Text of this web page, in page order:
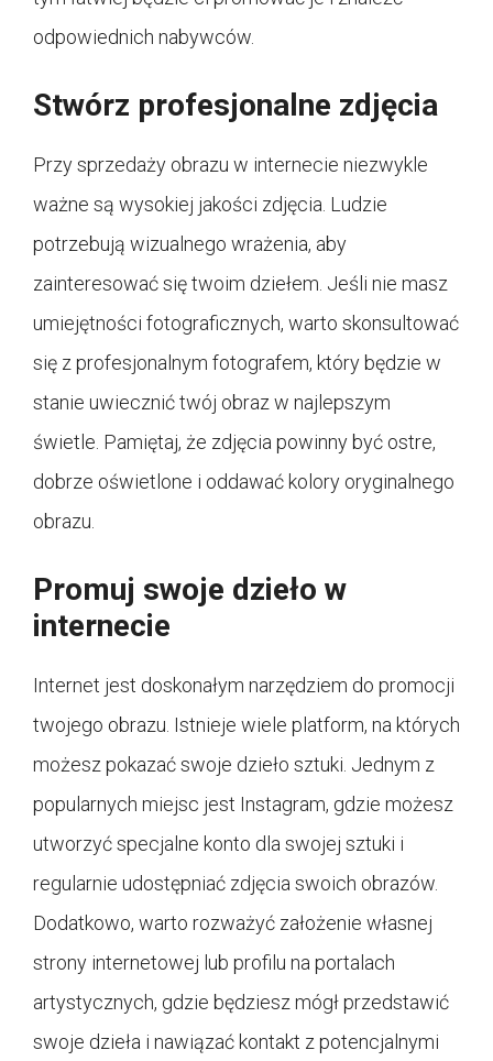
odpowiednich nabywców.
Stwórz profesjonalne zdjęcia
Przy sprzedaży obrazu w internecie niezwykle
ważne są wysokiej jakości zdjęcia. Ludzie
potrzebują wizualnego wrażenia, aby
zainteresować się twoim dziełem. Jeśli nie masz
umiejętności fotograficznych, warto skonsultować
się z profesjonalnym fotografem, który będzie w
stanie uwiecznić twój obraz w najlepszym
świetle. Pamiętaj, że zdjęcia powinny być ostre,
dobrze oświetlone i oddawać kolory oryginalnego
obrazu.
Promuj swoje dzieło w
internecie
Internet jest doskonałym narzędziem do promocji
twojego obrazu. Istnieje wiele platform, na których
możesz pokazać swoje dzieło sztuki. Jednym z
popularnych miejsc jest Instagram, gdzie możesz
utworzyć specjalne konto dla swojej sztuki i
regularnie udostępniać zdjęcia swoich obrazów.
Dodatkowo, warto rozważyć założenie własnej
strony internetowej lub profilu na portalach
artystycznych, gdzie będziesz mógł przedstawić
swoje dzieła i nawiązać kontakt z potencjalnymi